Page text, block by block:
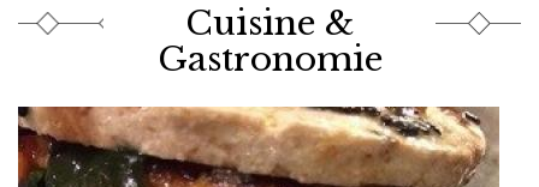
Cuisine &
Gastronomie